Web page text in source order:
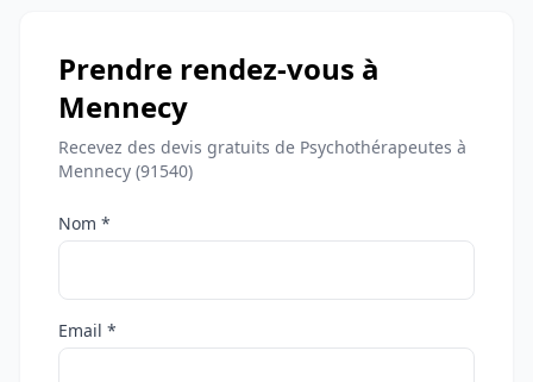
Prendre rendez-vous à
Mennecy
Recevez des devis gratuits de Psychothérapeutes à
Mennecy (91540)
Nom *
Email *